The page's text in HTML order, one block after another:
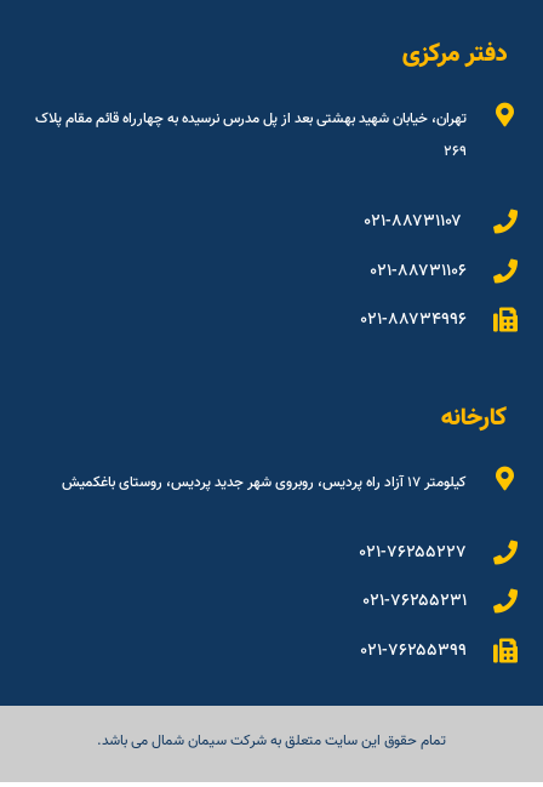
دفتر مرکزی
تهران، خیابان شهید بهشتی بعد از پل مدرس نرسیده به چهارراه قائم مقام پلاک
۲۶۹
۰۲۱-۸۸۷۳۱۱۰۶
۰۲۱-۸۸۷۳۴۹۹۶
کارخانه
کیلومتر ۱۷ آزاد راه پردیس، روبروی شهر جدید پردیس، روستای باغکمیش
۰۲۱-۷۶۲۵۵۲۲۷
۰۲۱-۷۶۲۵۵۲۳۱
۰۲۱-۷۶۲۵۵۳۹۹
تمام حقوق این سایت متعلق به شرکت سیمان شمال می باشد.